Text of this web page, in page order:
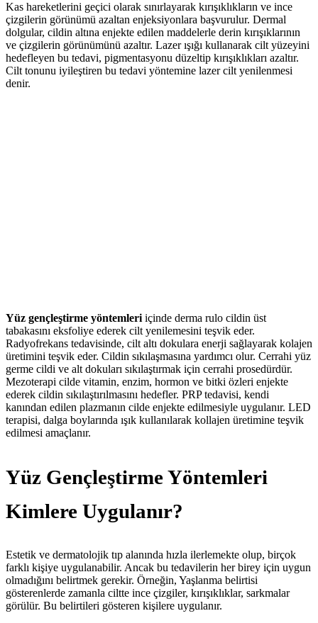
Kas hareketlerini geçici olarak sınırlayarak kırışıklıkların ve ince
çizgilerin görünümü azaltan enjeksiyonlara başvurulur. Dermal
dolgular, cildin altına enjekte edilen maddelerle derin kırışıklarının
ve çizgilerin görünümünü azaltır. Lazer ışığı kullanarak cilt yüzeyini
hedefleyen bu tedavi, pigmentasyonu düzeltip kırışıklıkları azaltır.
Cilt tonunu iyileştiren bu tedavi yöntemine lazer cilt yenilenmesi
denir.
Yüz gençleştirme yöntemleri içinde derma rulo cildin üst
tabakasını eksfoliye ederek cilt yenilemesini teşvik eder.
Radyofrekans tedavisinde, cilt altı dokulara enerji sağlayarak kolajen
üretimini teşvik eder. Cildin sıkılaşmasına yardımcı olur. Cerrahi yüz
germe cildi ve alt dokuları sıkılaştırmak için cerrahi prosedürdür.
Mezoterapi cilde vitamin, enzim, hormon ve bitki özleri enjekte
ederek cildin sıkılaştırılmasını hedefler. PRP tedavisi, kendi
kanından edilen plazmanın cilde enjekte edilmesiyle uygulanır. LED
terapisi, dalga boylarında ışık kullanılarak kollajen üretimine teşvik
edilmesi amaçlanır.
Yüz Gençleştirme Yöntemleri
Kimlere Uygulanır?
Estetik ve dermatolojik tıp alanında hızla ilerlemekte olup, birçok
farklı kişiye uygulanabilir. Ancak bu tedavilerin her birey için uygun
olmadığını belirtmek gerekir. Örneğin, Yaşlanma belirtisi
gösterenlerde zamanla ciltte ince çizgiler, kırışıklıklar, sarkmalar
görülür. Bu belirtileri gösteren kişilere uygulanır.